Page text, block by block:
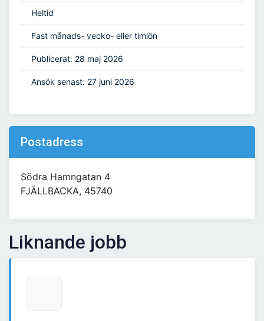
Heltid
Fast månads- vecko- eller timlön
Publicerat: 28 maj 2026
Ansök senast: 27 juni 2026
Postadress
Södra Hamngatan 4
FJÄLLBACKA, 45740
Liknande jobb